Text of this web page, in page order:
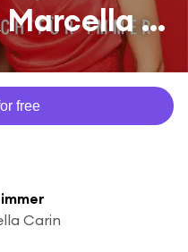
Janis Nikos & Marcella Carin
free
Carin